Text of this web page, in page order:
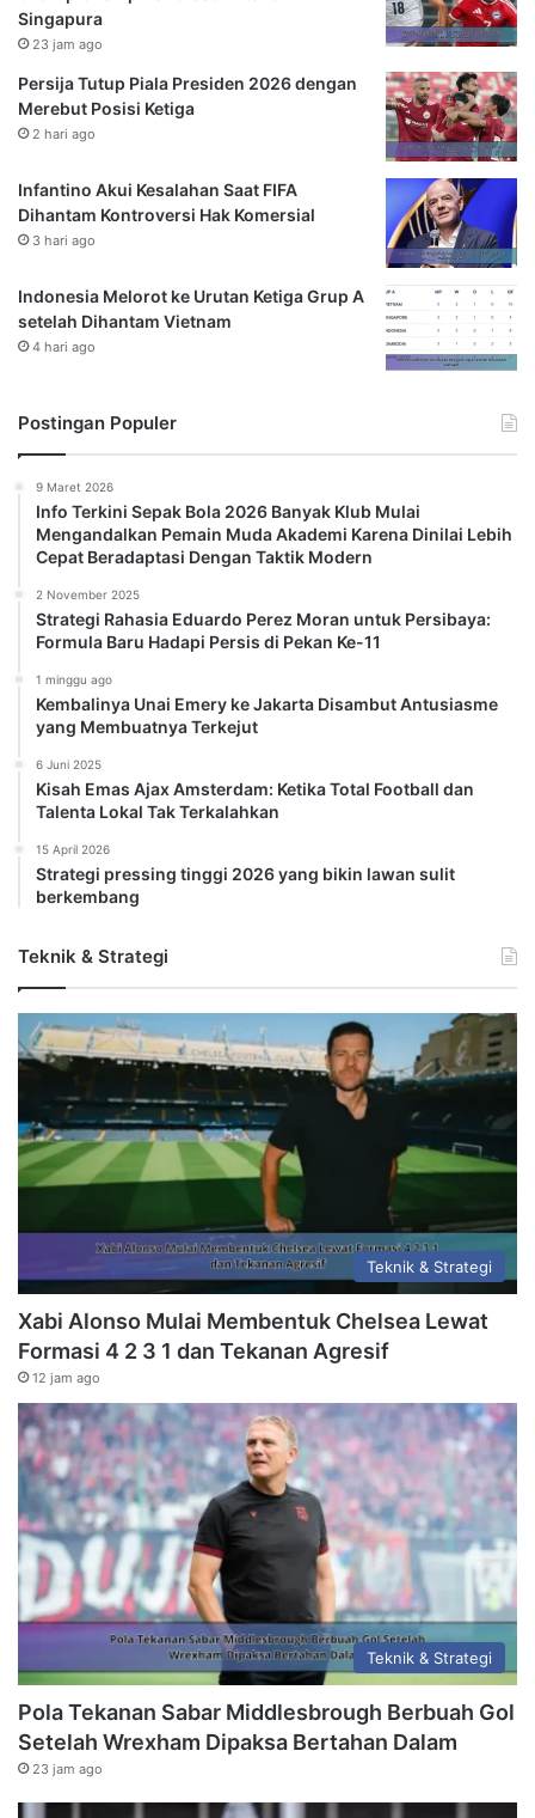
Singapura
23 jam ago
Persija Tutup Piala Presiden 2026 dengan
Merebut Posisi Ketiga
2 hari ago
Infantino Akui Kesalahan Saat FIFA
Dihantam Kontroversi Hak Komersial
3 hari ago
Indonesia Melorot ke Urutan Ketiga Grup A
setelah Dihantam Vietnam
4 hari ago
Postingan Populer
9 Maret 2026
Info Terkini Sepak Bola 2026 Banyak Klub Mulai
Mengandalkan Pemain Muda Akademi Karena Dinilai Lebih
Cepat Beradaptasi Dengan Taktik Modern
2 November 2025
Strategi Rahasia Eduardo Perez Moran untuk Persibaya:
Formula Baru Hadapi Persis di Pekan Ke-11
1 minggu ago
Kembalinya Unai Emery ke Jakarta Disambut Antusiasme
yang Membuatnya Terkejut
6 Juni 2025
Kisah Emas Ajax Amsterdam: Ketika Total Football dan
Talenta Lokal Tak Terkalahkan
15 April 2026
Strategi pressing tinggi 2026 yang bikin lawan sulit
berkembang
Teknik & Strategi
Teknik & Strategi
Xabi Alonso Mulai Membentuk Chelsea Lewat
Formasi 4 2 3 1 dan Tekanan Agresif
12 jam ago
Teknik & Strategi
Pola Tekanan Sabar Middlesbrough Berbuah Gol
Setelah Wrexham Dipaksa Bertahan Dalam
23 jam ago